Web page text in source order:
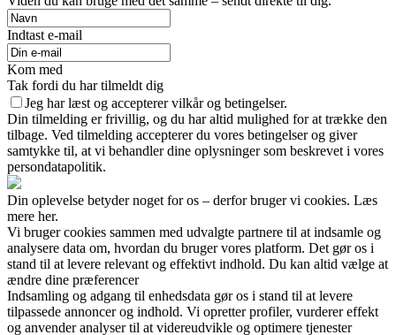
Indtast e-mail
Kom med
Tak fordi du har tilmeldt dig
Jeg har læst og accepterer vilkår og betingelser.
Din tilmelding er frivillig, og du har altid mulighed for at trække den
tilbage. Ved tilmelding accepterer du vores betingelser og giver
samtykke til, at vi behandler dine oplysninger som beskrevet i vores
persondatapolitik.
Din oplevelse betyder noget for os – derfor bruger vi cookies. Læs
mere her.
Vi bruger cookies sammen med udvalgte partnere til at indsamle og
analysere data om, hvordan du bruger vores platform. Det gør os i
stand til at levere relevant og effektivt indhold. Du kan altid vælge at
ændre dine præferencer
Indsamling og adgang til enhedsdata gør os i stand til at levere
tilpassede annoncer og indhold. Vi opretter profiler, vurderer effekt
og anvender analyser til at videreudvikle og optimere tjenester